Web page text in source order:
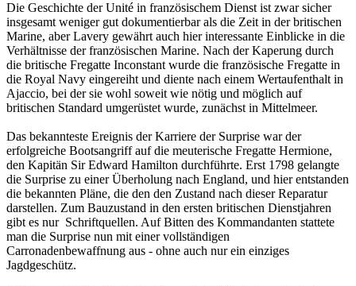
Die Geschichte der Unité in französischem Dienst ist zwar sicher
insgesamt weniger gut dokumentierbar als die Zeit in der britischen
Marine, aber Lavery gewährt auch hier interessante Einblicke in die
Verhältnisse der französischen Marine. Nach der Kaperung durch
die britische Fregatte Inconstant wurde die französische Fregatte in
die Royal Navy eingereiht und diente nach einem Wertaufenthalt in
Ajaccio, bei der sie wohl soweit wie nötig und möglich auf
britischen Standard umgerüstet wurde, zunächst in Mittelmeer.
Das bekannteste Ereignis der Karriere der Surprise war der
erfolgreiche Bootsangriff auf die meuterische Fregatte Hermione,
den Kapitän Sir Edward Hamilton durchführte. Erst 1798 gelangte
die Surprise zu einer Überholung nach England, und hier entstanden
die bekannten Pläne, die den den Zustand nach dieser Reparatur
darstellen. Zum Bauzustand in den ersten britischen Dienstjahren
gibt es nur Schriftquellen. Auf Bitten des Kommandanten stattete
man die Surprise nun mit einer vollständigen
Carronadenbewaffnung aus - ohne auch nur ein einziges
Jagdgeschütz.